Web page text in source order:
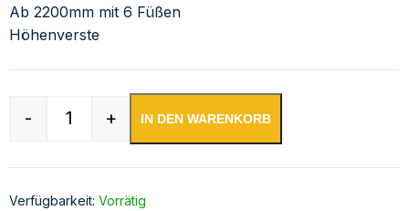
Ab 2200mm mit 6 Füßen
Höhenverste
Edelstahl Arbeitstisch verschweißt | Bautiefe
- + IN DEN WARENKORB
Verfügbarkeit: Vorrätig